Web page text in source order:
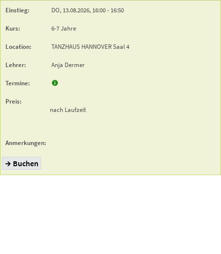
DO, 13.08.2026, 16:00 - 16:50
6-7 Jahre
TANZHAUS HANNOVER Saal 4
Anja Dermer
nach Laufzeit
Buchen